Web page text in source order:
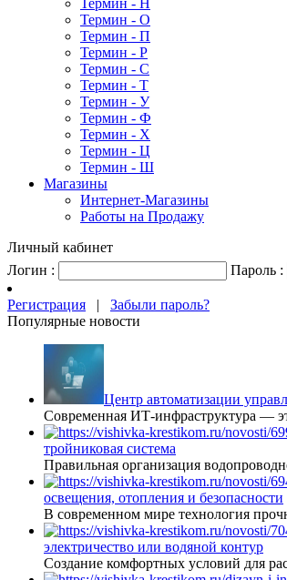
Термин - Н
Термин - О
Термин - П
Термин - Р
Термин - С
Термин - Т
Термин - У
Термин - Ф
Термин - Х
Термин - Ц
Термин - Ш
Магазины
Интернет-Магазины
Работы на Продажу
Личный кабинет
Логин :
Пароль :
Регистрация | Забыли пароль?
Популярные новости
Центр автоматизации
Современная ИТ-инфраструктура —
тройниковая система
Правильная организация
освещения, отопления и безопасности
В современном мире технология
электричество или водяной контур
Создание комфортных условий для